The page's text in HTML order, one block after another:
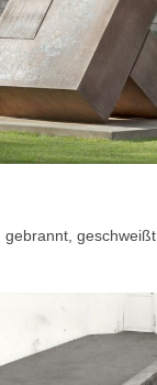
gebrannt, geschweißt